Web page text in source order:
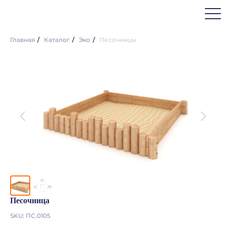
Главная / Каталог / Эко / Песочницы
Песочница
SKU: ПС.0105